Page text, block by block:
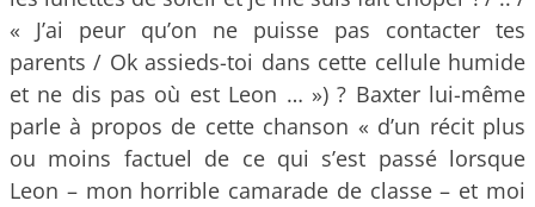
« J’ai peur qu’on ne puisse pas contacter tes
parents / Ok assieds-toi dans cette cellule humide
et ne dis pas où est Leon … ») ? Baxter lui-même
parle à propos de cette chanson « d’un récit plus
ou moins factuel de ce qui s’est passé lorsque
Leon – mon horrible camarade de classe – et moi